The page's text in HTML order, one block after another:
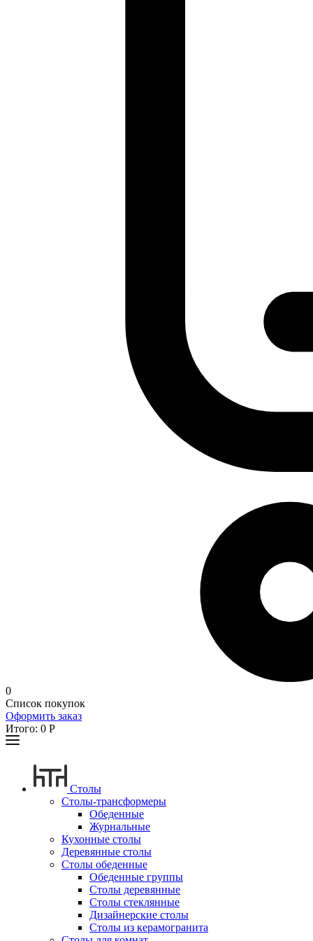
0
Список покупок
Оформить заказ
Итого: 0 Р
Столы
Столы-трансформеры
Обеденные
Журнальные
Кухонные столы
Деревянные столы
Столы обеденные
Обеденные группы
Столы деревянные
Столы стеклянные
Дизайнерские столы
Столы из керамогранита